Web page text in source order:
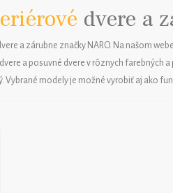
dvere a
a zárubne značky NARO. Na našom
a posuvné dvere v rôznych farebných
Vybrané modely je možné vyrobiť aj ako